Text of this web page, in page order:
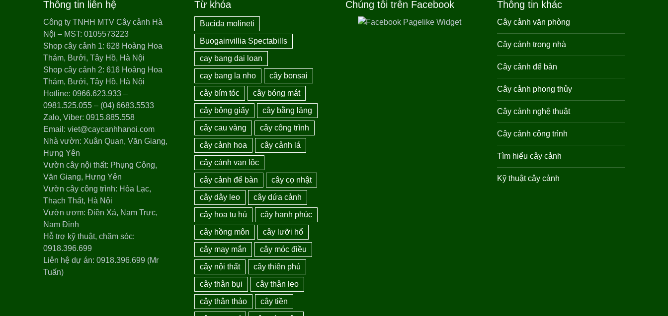
Thông tin liên hệ
Công ty TNHH MTV Cây cảnh Hà
Nội – MST: 0105573223
Shop cây cảnh 1: 628 Hoàng Hoa
Thám, Bưởi, Tây Hồ, Hà Nội
Shop cây cảnh 2: 616 Hoàng Hoa
Thám, Bưởi, Tây Hồ, Hà Nội
Hotline: 0966.623.933 –
0981.525.055 – (04) 6683.5533
Zalo, Viber: 0915.885.558
Email: viet@caycanhhanoi.com
Nhà vườn: Xuân Quan, Văn Giang,
Hưng Yên
Vườn cây nội thất: Phụng Công,
Văn Giang, Hưng Yên
Vườn cây công trình: Hòa Lạc,
Thạch Thất, Hà Nội
Vườn ươm: Điền Xá, Nam Trực,
Nam Định
Hỗ trợ kỹ thuật, chăm sóc:
0918.396.699
Liên hệ dự án: 0918.396.699 (Mr
Tuấn)
Từ khóa
Bucida molineti
Buogainvillia Spectabills
cay bang dai loan
cay bang la nho cây bonsai
cây bím tóc cây bóng mát
cây bông giấy cây bằng lăng
cây cau vàng cây công trình
cây cảnh hoa cây cảnh lá
cây cảnh vạn lộc
cây cảnh để bàn cây cọ nhật
cây dây leo cây dứa cảnh
cây hoa tu hú cây hạnh phúc
cây hồng môn cây lưỡi hổ
cây may mắn cây móc điều
cây nội thất cây thiên phú
cây thân bụi cây thân leo
cây thân thảo cây tiền
Chúng tôi trên Facebook Thông tin khác
Cây cảnh văn phòng
Cây cảnh trong nhà
Cây cảnh để bàn
Cây cảnh phong thủy
Cây cảnh nghệ thuật
Cây cảnh công trình
Tìm hiểu cây cảnh
Kỹ thuật cây cảnh